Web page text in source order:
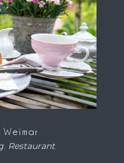
, Restaurant,